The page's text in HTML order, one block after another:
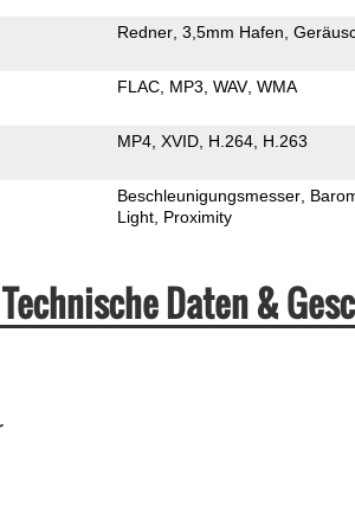
Redner 3,5mm Hafen
FLAC MP3 WAV WMA
MP4 XVID H.264 H.263
Beschleunigungsmesser
Light Proximity
Daten &